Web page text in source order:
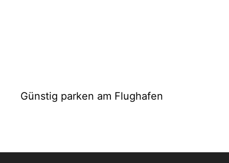
Günstig parken am Flughafen